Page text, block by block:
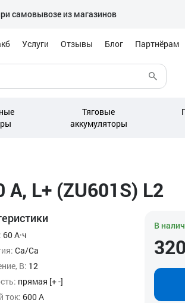
самовывозе из магазинов
Услуги Отзывы Блог Партнёрам
Тяговые
аккумуляторы
L+ (ZU601S) L2
60 А·ч
Ca/Ca
В: 12
прямая [+ -]
ток: 600 А
В
320